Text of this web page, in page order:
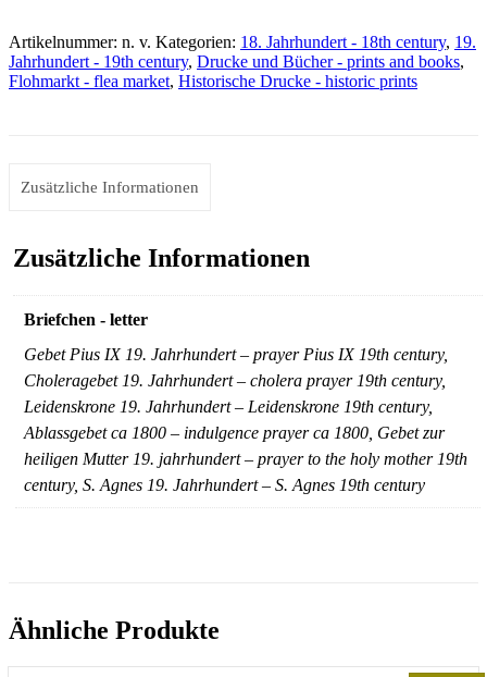
Artikelnummer: n. v. Kategorien: 18. Jahrhundert - 18th century, 19.
Jahrhundert - 19th century, Drucke und Bücher - prints and books,
Flohmarkt - flea market, Historische Drucke - historic prints
Zusätzliche Informationen
Zusätzliche Informationen
Briefchen - letter
Gebet Pius IX 19. Jahrhundert – prayer Pius IX 19th century,
Choleragebet 19. Jahrhundert – cholera prayer 19th century,
Leidenskrone 19. Jahrhundert – Leidenskrone 19th century,
Ablassgebet ca 1800 – indulgence prayer ca 1800, Gebet zur
heiligen Mutter 19. jahrhundert – prayer to the holy mother 19th
century, S. Agnes 19. Jahrhundert – S. Agnes 19th century
Ähnliche Produkte